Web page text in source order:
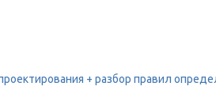
+ разбор правил